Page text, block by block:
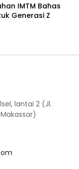
IMTM Bahas
Generasi Z
lantai 2 (Jl.